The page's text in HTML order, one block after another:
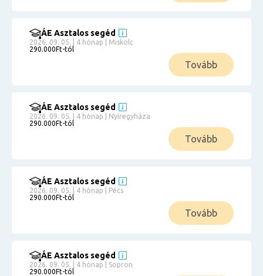
ÁE Asztalos segéd
2026. 09. 05. | 4 hónap | Miskolc
290.000Ft-tól
Tovább
ÁE Asztalos segéd
2026. 09. 05. | 4 hónap | Nyíregyháza
290.000Ft-tól
Tovább
ÁE Asztalos segéd
2026. 09. 05. | 4 hónap | Pécs
290.000Ft-tól
Tovább
ÁE Asztalos segéd
2026. 09. 05. | 4 hónap | Sopron
290.000Ft-tól